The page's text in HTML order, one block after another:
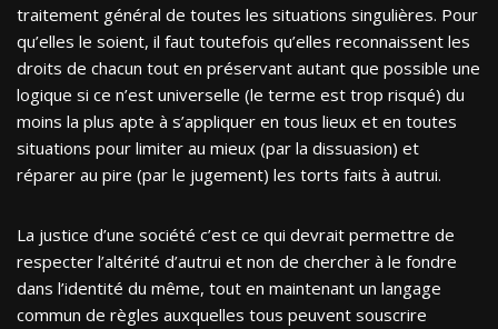
traitement général de toutes les situations singulières. Pour
qu’elles le soient, il faut toutefois qu’elles reconnaissent les
droits de chacun tout en préservant autant que possible une
logique si ce n’est universelle (le terme est trop risqué) du
moins la plus apte à s’appliquer en tous lieux et en toutes
situations pour limiter au mieux (par la dissuasion) et
réparer au pire (par le jugement) les torts faits à autrui.
La justice d’une société c’est ce qui devrait permettre de
respecter l’altérité d’autrui et non de chercher à le fondre
dans l’identité du même, tout en maintenant un langage
commun de règles auxquelles tous peuvent souscrire